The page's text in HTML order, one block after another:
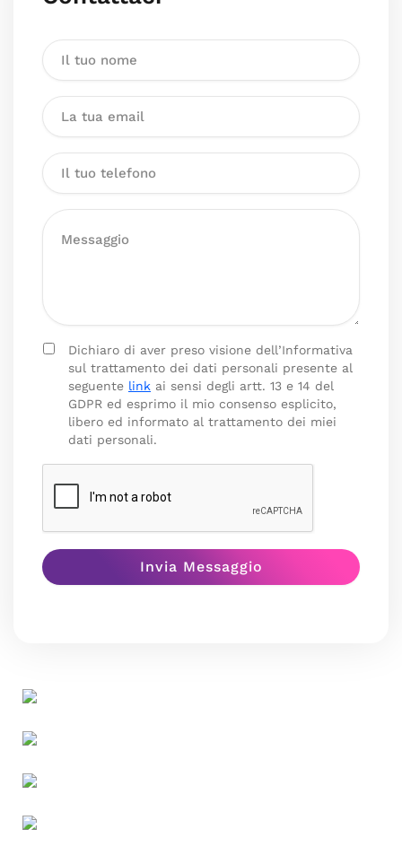
Dichiaro di aver preso visione dell’Informativa
sul trattamento dei dati personali presente al
seguente link ai sensi degli artt. 13 e 14 del
GDPR ed esprimo il mio consenso esplicito,
libero ed informato al trattamento dei miei
dati personali.